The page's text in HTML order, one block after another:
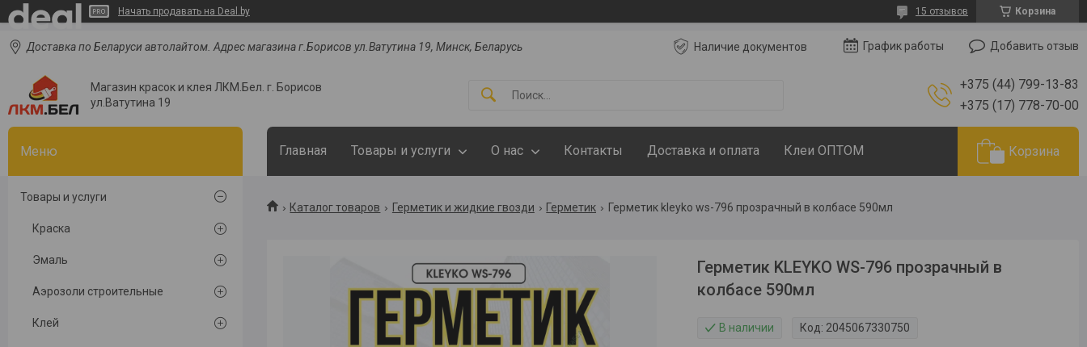
Начать продавать на Deal.by Корзина
15 отзывов
Доставка по Беларуси автолайтом. Адрес магазина г.Борисов ул.Ватутина 19, Минск, Беларусь Наличие документов График работы Добавить отзыв
Магазин красок и клея ЛКМ.Бел. г. Борисов
ул.Ватутина 19
+375 (44) 799-13-83
+375 (17) 778-70-00
Главная Товары и услуги О нас Контакты Доставка и оплата Клеи ОПТОМ Корзина
Каталог товаров Герметик и жидкие гвозди Герметик Герметик kleyko ws-796 прозрачный в колбасе 590мл
Герметик KLEYKO WS-796 прозрачный в
колбасе 590мл
В наличии Код: 2045067330750
Товары и услуги
Краска
Эмаль
Аэрозоли строительные
Клей